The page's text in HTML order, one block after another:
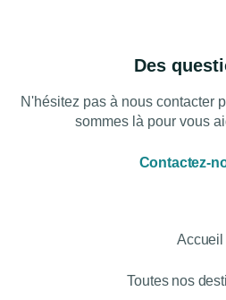
Des
N'hésitez pas à nous contacter
sommes là pour vous
Contactez-
Accueil
Toutes nos